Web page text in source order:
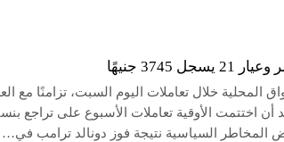
جنيهًا
المحلية خلال تعاملات اليوم السبت، تزامنًا مع
أن اختتمت الأوقية تعاملات الأسبوع على تراجع